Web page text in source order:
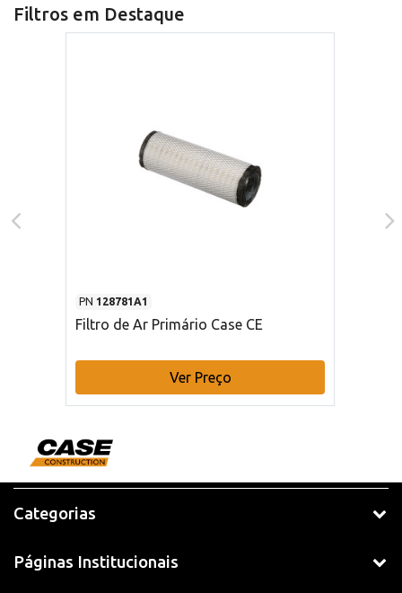
Filtros em Destaque
PN 128781A1
Filtro de Ar Primário Case CE
Ver Preço
Categorias
Páginas Institucionais